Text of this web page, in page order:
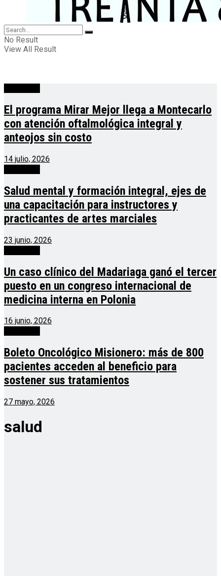
No Result
View All Result
El programa Mirar Mejor llega a Montecarlo
con atención oftalmológica integral y
anteojos sin costo
14 julio, 2026
Salud mental y formación integral, ejes de
una capacitación para instructores y
practicantes de artes marciales
23 junio, 2026
Un caso clínico del Madariaga ganó el tercer
puesto en un congreso internacional de
medicina interna en Polonia
16 junio, 2026
Boleto Oncológico Misionero: más de 800
pacientes acceden al beneficio para
sostener sus tratamientos
27 mayo, 2026
salud